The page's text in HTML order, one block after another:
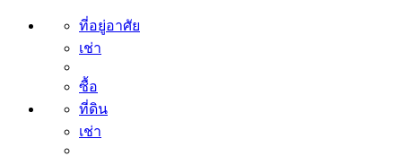
ที่อยู่อาศัย
เช่า
ซื้อ
ที่ดิน
เช่า